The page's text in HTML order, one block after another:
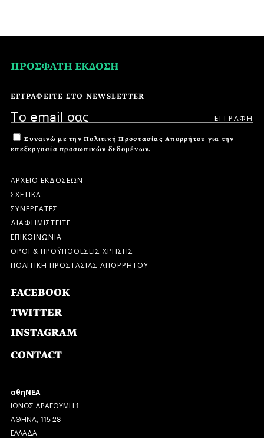
ΠΡΟΣΦΑΤΗ ΕΚΔΟΣΗ
ΕΓΓΡΑΦΕΙΤΕ ΣΤΟ NEWSLETTER
Συναινώ με την Πολιτική Προστασίας Απορρήτου για την
επεξεργασία προσωπικών δεδομένων.
ΑΡΧΕΙΟ ΕΚΔΟΣΕΩΝ
ΣΧΕΤΙΚΑ
ΣΥΝΕΡΓΑΤΕΣ
ΔΙΑΦΗΜΙΣΤΕΙΤΕ
ΕΠΙΚΟΙΝΩΝΙΑ
ΟΡΟΙ & ΠΡΟΫΠΟΘΕΣΕΙΣ ΧΡΗΣΗΣ
ΠΟΛΙΤΙΚΗ ΠΡΟΣΤΑΣΙΑΣ ΑΠΟΡΡΗΤΟΥ
FACEBOOK
TWITTER
INSTAGRAM
CONTACT
αθηΝΕΑ
ΙΩΝΟΣ ΔΡΑΓΟΥΜΗ 1
ΑΘΗΝΑ, 115 28
ΕΛΛΑΔΑ